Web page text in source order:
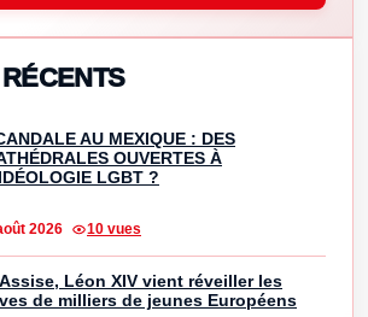
AU MEXIQUE : DES
OUVERTES À
LGBT ?
2026 10 vues
Léon XIV vient réveiller les
de milliers de jeunes Européens